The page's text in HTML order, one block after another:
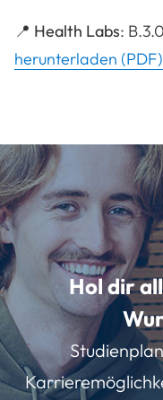
📍 Health Labs:
herunterladen (PDF)
Hol dir